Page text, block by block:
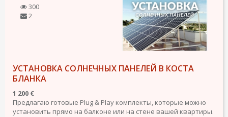
300
2
УСТАНОВКА СОЛНЕЧНЫХ ПАНЕЛЕЙ В КОСТА
БЛАНКА
1 200 €
Предлагаю готовые Plug & Play комплекты, которые можно
установить прямо на балконе или на стене вашей квартиры.